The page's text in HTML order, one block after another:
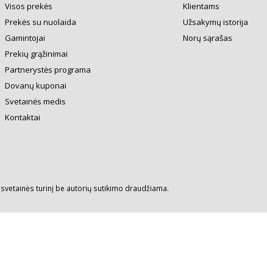
Visos prekės
Prekės su nuolaida
Gamintojai
Prekių grąžinimai
Partnerystės programa
Dovanų kuponai
Svetainės medis
Kontaktai
Klientams
Užsakymų istorija
Norų sąrašas
turinį be autorių sutikimo draudžiama.